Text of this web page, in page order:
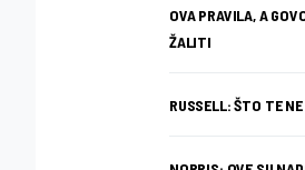
OVA PRAVILA, A
ŽALITI
RUSSELL: ŠTO TE